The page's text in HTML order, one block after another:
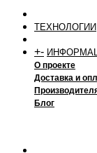
ТЕХНОЛОГИИ
+-
О проекте
Доставка и
Блог